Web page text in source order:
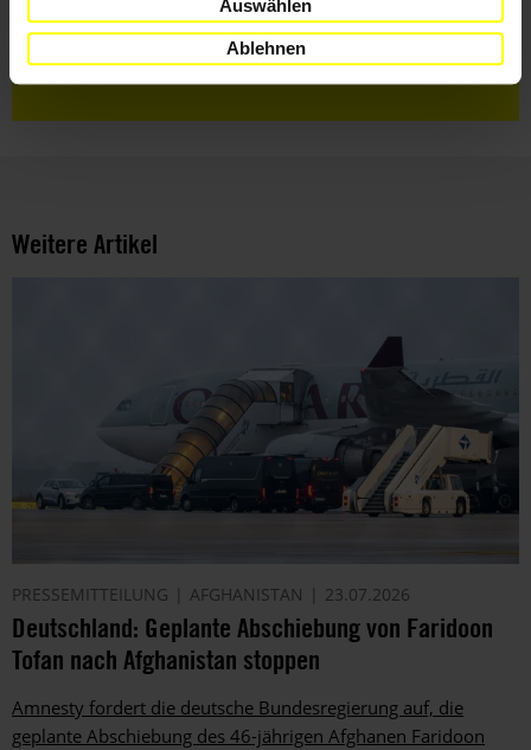
Auswählen
Ablehnen
Ich habe dieDatenschutzrichtlinieund die
Nutzungsbedingungengelesen und stimme
ihnen zu.
Weitere Artikel
PRESSEMITTEILUNG AFGHANISTAN 23.07.2026
Deutschland: Geplante Abschiebung von Faridoon
Tofan nach Afghanistan stoppen
Amnesty fordert die deutsche Bundesregierung auf, die
geplante Abschiebung des 46-jährigen Afghanen Faridoon